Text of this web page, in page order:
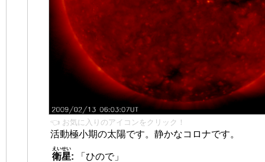
👈 お気に入りのアイコンをクリック！
活動極小期の太陽です。静かなコロナです。
衛星
えいせい
:
「ひので」